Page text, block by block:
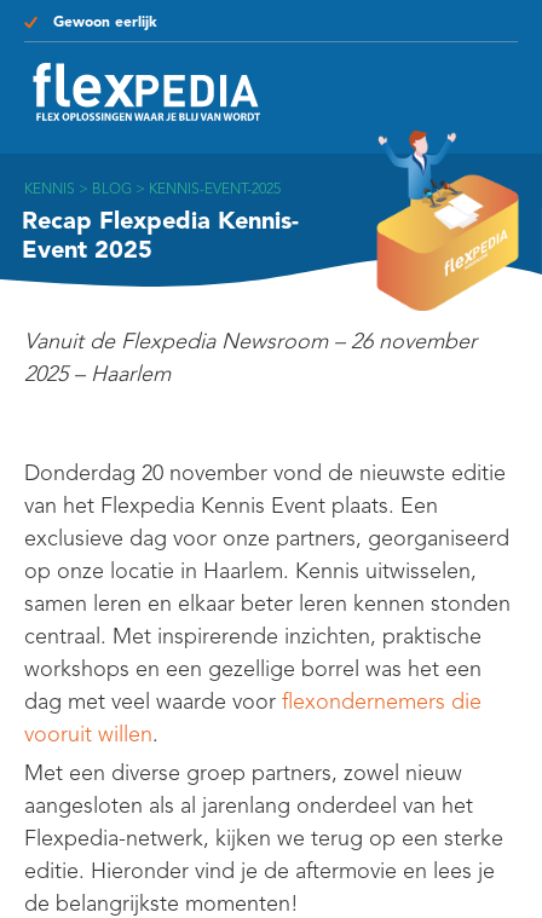
Gewoon eerlijk
KENNIS > BLOG > KENNIS-EVENT-2025
Recap Flexpedia Kennis-
Event 2025
Vanuit de Flexpedia Newsroom – 26 november
2025 – Haarlem
Donderdag 20 november vond de nieuwste editie
van het Flexpedia Kennis Event plaats. Een
exclusieve dag voor onze partners, georganiseerd
op onze locatie in Haarlem. Kennis uitwisselen,
samen leren en elkaar beter leren kennen stonden
centraal. Met inspirerende inzichten, praktische
workshops en een gezellige borrel was het een
dag met veel waarde voor flexondernemers die
vooruit willen.
Met een diverse groep partners, zowel nieuw
aangesloten als al jarenlang onderdeel van het
Flexpedia-netwerk, kijken we terug op een sterke
editie. Hieronder vind je de aftermovie en lees je
de belangrijkste momenten!